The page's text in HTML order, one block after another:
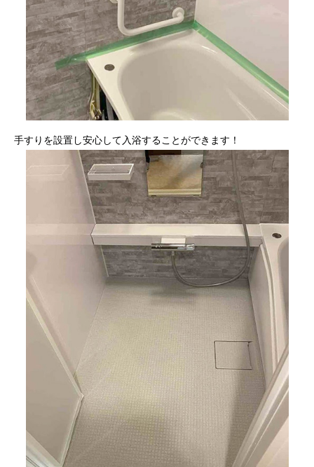
手すりを設置し安心して入浴することができます！